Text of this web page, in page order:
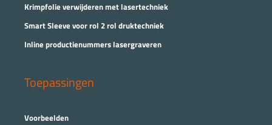
Krimpfolie verwijderen met lasertechniek
Smart Sleeve voor rol 2 rol druktechniek
Inline productienummers lasergraveren
Toepassingen
Voorbeelden